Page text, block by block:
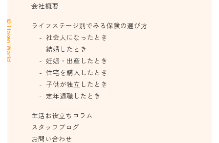
会社概要
ライフステージ別でみる保険の選び方
社会人になったとき
結婚したとき
妊娠・出産したとき
住宅を購入したとき
子供が独立したとき
定年退職したとき
生活お役立ちコラム
スタッフブログ
お問い合わせ
© Hoken World